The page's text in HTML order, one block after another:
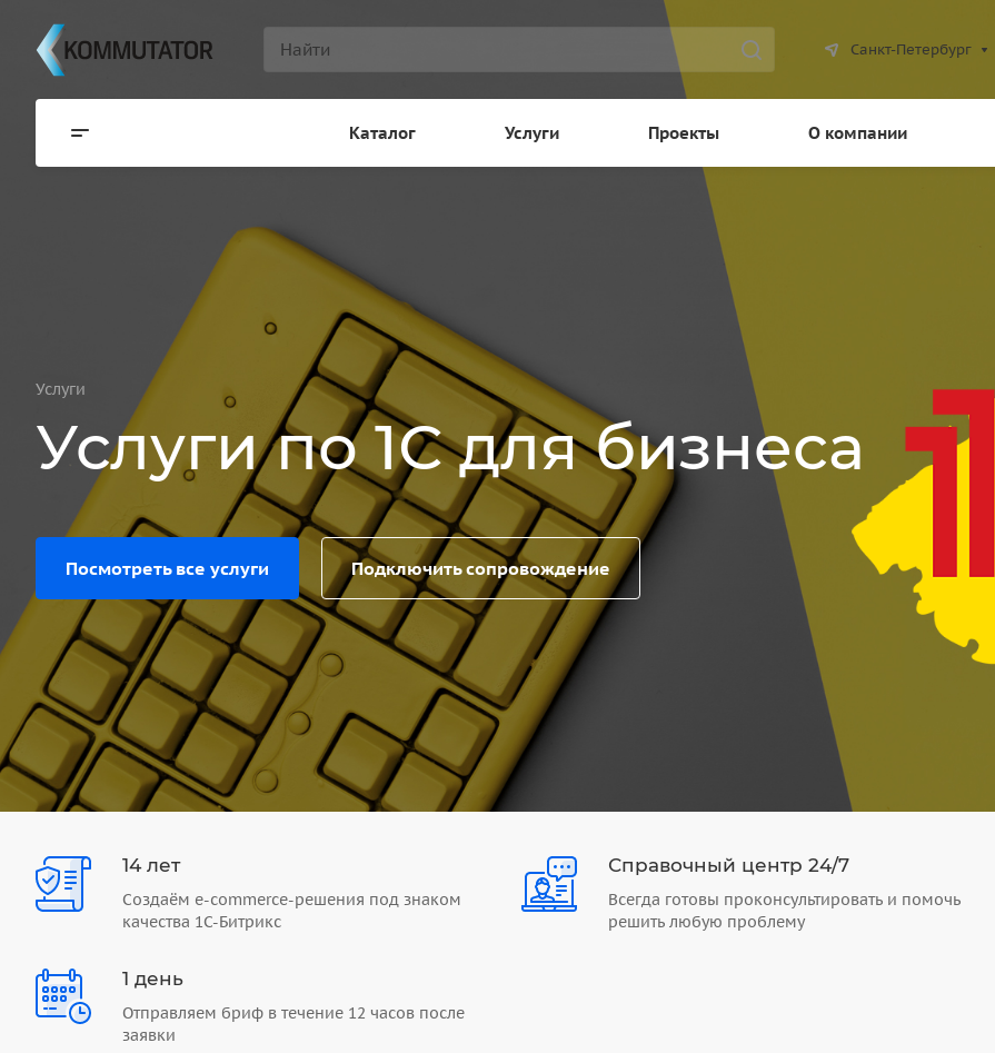
Санкт-Петербург
Каталог Услуги Проекты О компании
Услуги
Услуги по 1С для бизнеса
Посмотреть все услуги Подключить сопровождение
14 лет
Создаём e-commerce-решения под знаком
качества 1С-Битрикс
Справочный центр 24/7
Всегда готовы проконсультировать и помочь
решить любую проблему
1 день
Отправляем бриф в течение 12 часов после
заявки